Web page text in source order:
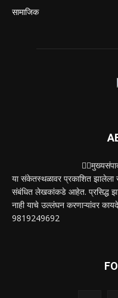
सामाजिक
या संकेतस्थळावर प्रकाशित
संबंधित लेखकांकडे आहेत. प्रसिद्ध
नाही याचे उल्लंघन करणाऱ्यांवर
9819249692